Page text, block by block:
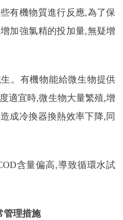
有機物質進行反應,為了保
加強氯精的投加量,無疑增
。有機物能給微生物提供
適宜時,微生物大量繁殖,增
成冷換器換熱效率下降,同
含量偏高,導致循環水試
管理措施